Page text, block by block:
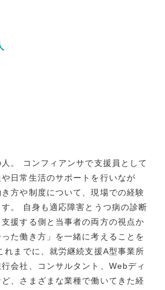
。 コンフィアンサで支援員として
日常生活のサポートを行いなが
方や制度について、現場での経験
。 自身も適応障害とうつ病の診断
援する側と当事者の両方の視点か
た働き方」を一緒に考えることを
れまでに、就労継続支援A型事業所
会社、コンサルタント、Webディ
、さまざまな業種で働いてきた経